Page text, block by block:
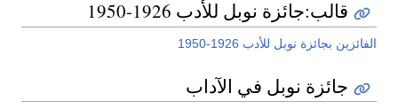
قالب:جائزة نوبل للأدب 1926-1950
بجائزة نوبل للأدب 1926-1950
جائزة نوبل في الآداب